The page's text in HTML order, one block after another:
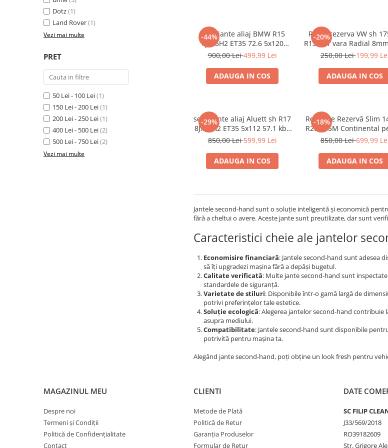
Huse Scaun
Întreținere Auto
Pistoale de curatat (tornadoare)
Pistoale Profesionale
Piese de schimb
Dotz(1)
Land Rover(1)
Vezi mai multe
PRET
50 Lei - 100 Lei(1)
150 Lei - 200 Lei(1)
200 Lei - 250 Lei(1)
400 Lei - 500 Lei(2)
500 Lei - 750 Lei(2)
Vezi mai multe
-44%
set 4 jante aliaj BMW R15
7Jx15H2 ET35 72.6 5x120
second cu garantie
900,00 Lei499,99 Lei
ADAUGA IN COS
-20%
Roata rezerva VW sh
R13 80T vara Radial
4x100 5.5JX13H2
250,00 Lei199,99
ADAUGA IN COS
-29%
set 4 jante aliaj Aluett sh R17
8Jx17H2 ET35 5x112 57.1 kba
45431 z25807 cu garantie
850,00 Lei599,99 Lei
ADAUGA IN COS
-18%
Roată de Rezervă Slim
R20 105M Continental
Audi
850,00 Lei699,99
ADAUGA IN COS
Jantele second-hand sunt o soluție inteligentă și economică
fără a cheltui o avere. Aceste jante sunt preutilizate, dar sunt
Caracteristici cheie ale jantelor
Economisire financiară: Jantele second-hand sunt adesea
să îți upgradezi mașina fără a depăși bugetul.
Calitate verificată: Multe jante second-hand sunt
standardele de siguranță.
Varietate de stiluri: Disponibile într-o gamă largă de
potrivi preferințelor tale estetice.
Soluție ecologică: Alegerea jantelor second-hand
asupra mediului.
Compatibilitate: Jantele second-hand sunt disponibile
potrivită pentru mașina ta.
Alegând jante second-hand, poți obține un look fresh pentru
MAGAZINUL MEU
Despre noi
Termeni și Condiții
Politică de Confidențialitate
Contact
CLIENTI
Metode de Plată
Politică de Retur
Garanția Produselor
Formular de Retur
DATE
SC FILIP
J33/569/2018
RO39182609
Str. Grigore